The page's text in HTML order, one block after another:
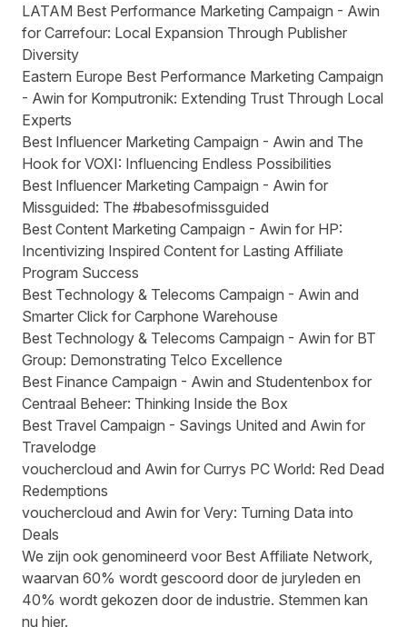
LATAM Best Performance Marketing Campaign - Awin
for Carrefour: Local Expansion Through Publisher
Diversity
Eastern Europe Best Performance Marketing Campaign
- Awin for Komputronik: Extending Trust Through Local
Experts
Best Influencer Marketing Campaign - Awin and The
Hook for VOXI: Influencing Endless Possibilities
Best Influencer Marketing Campaign - Awin for
Missguided: The #babesofmissguided
Best Content Marketing Campaign - Awin for HP:
Incentivizing Inspired Content for Lasting Affiliate
Program Success
Best Technology & Telecoms Campaign - Awin and
Smarter Click for Carphone Warehouse
Best Technology & Telecoms Campaign - Awin for BT
Group: Demonstrating Telco Excellence
Best Finance Campaign - Awin and Studentenbox for
Centraal Beheer: Thinking Inside the Box
Best Travel Campaign - Savings United and Awin for
Travelodge
vouchercloud and Awin for Currys PC World: Red Dead
Redemptions
vouchercloud and Awin for Very: Turning Data into
Deals
We zijn ook genomineerd voor Best Affiliate Network,
waarvan 60% wordt gescoord door de juryleden en
40% wordt gekozen door de industrie. Stemmen kan
nu hier.